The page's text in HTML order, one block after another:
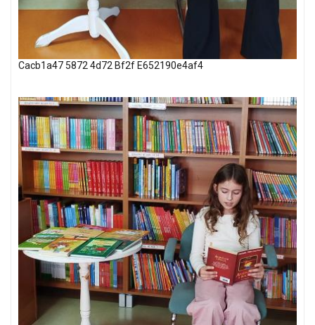
Cacb1a47 5872 4d72 Bf2f E652190e4af4